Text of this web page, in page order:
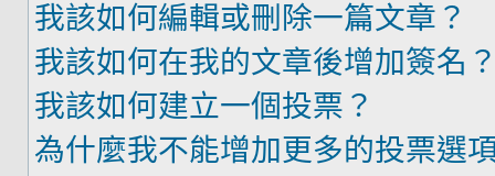
我該如何編輯或刪除一篇文章？
我該如何在我的文章後增加簽名
我該如何建立一個投票？
為什麼我不能增加更多的投票選